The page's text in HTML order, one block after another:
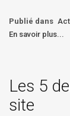
Publié dans
En savoir plus...
Les 5
site